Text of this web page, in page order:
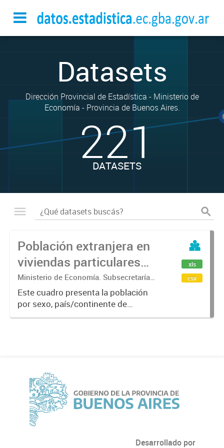
Datasets
Dirección Provincial de Estadística - Ministerio de
Economía - Provincia de Buenos Aires.
221
DATASETS
Población extranjera en
viviendas particulares
según sexo y país de
nacimiento. Por
Municipio 2022
Ministerio de Economía. Subsecretaría
de Coordinación Económica y
Estadística. Dirección Provincial de
Estadística.
Este cuadro presenta la población
por sexo, país/continente de
nacimiento de acuerdo a las
xls
csv
Desarrollado por